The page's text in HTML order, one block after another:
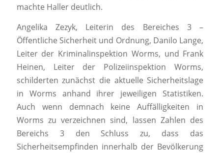
machte Haller deutlich.
Angelika Zezyk, Leiterin des Bereiches 3 –
Öffentliche Sicherheit und Ordnung, Danilo Lange,
Leiter der Kriminalinspektion Worms, und Frank
Heinen, Leiter der Polizeiinspektion Worms,
schilderten zunächst die aktuelle Sicherheitslage
in Worms anhand ihrer jeweiligen Statistiken.
Auch wenn demnach keine Auffälligkeiten in
Worms zu verzeichnen sind, lassen Zahlen des
Bereichs 3 den Schluss zu, dass das
Sicherheitsempfinden innerhalb der Bevölkerung